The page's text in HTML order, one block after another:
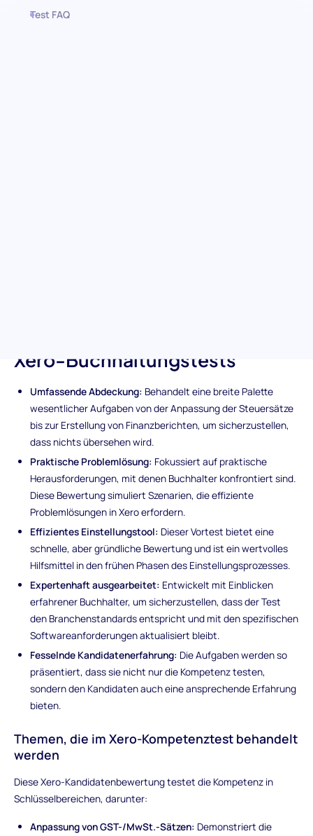
Test FAQ
Xero-Buchhaltungstests
Umfassende Abdeckung: Behandelt eine breite Palette
wesentlicher Aufgaben von der Anpassung der Steuersätze
bis zur Erstellung von Finanzberichten, um sicherzustellen,
dass nichts übersehen wird.
Praktische Problemlösung: Fokussiert auf praktische
Herausforderungen, mit denen Buchhalter konfrontiert sind.
Diese Bewertung simuliert Szenarien, die effiziente
Problemlösungen in Xero erfordern.
Effizientes Einstellungstool: Dieser Vortest bietet eine
schnelle, aber gründliche Bewertung und ist ein wertvolles
Hilfsmittel in den frühen Phasen des Einstellungsprozesses.
Expertenhaft ausgearbeitet: Entwickelt mit Einblicken
erfahrener Buchhalter, um sicherzustellen, dass der Test
den Branchenstandards entspricht und mit den spezifischen
Softwareanforderungen aktualisiert bleibt.
Fesselnde Kandidatenerfahrung: Die Aufgaben werden so
präsentiert, dass sie nicht nur die Kompetenz testen,
sondern den Kandidaten auch eine ansprechende Erfahrung
bieten.
Themen, die im Xero-Kompetenztest behandelt
werden
Diese Xero-Kandidatenbewertung testet die Kompetenz in
Schlüsselbereichen, darunter:
Anpassung von GST-/MwSt.-Sätzen: Demonstriert die